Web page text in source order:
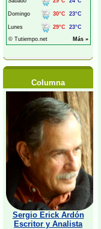
Columna
Sergio Erick Ardón
Escritor y Analista